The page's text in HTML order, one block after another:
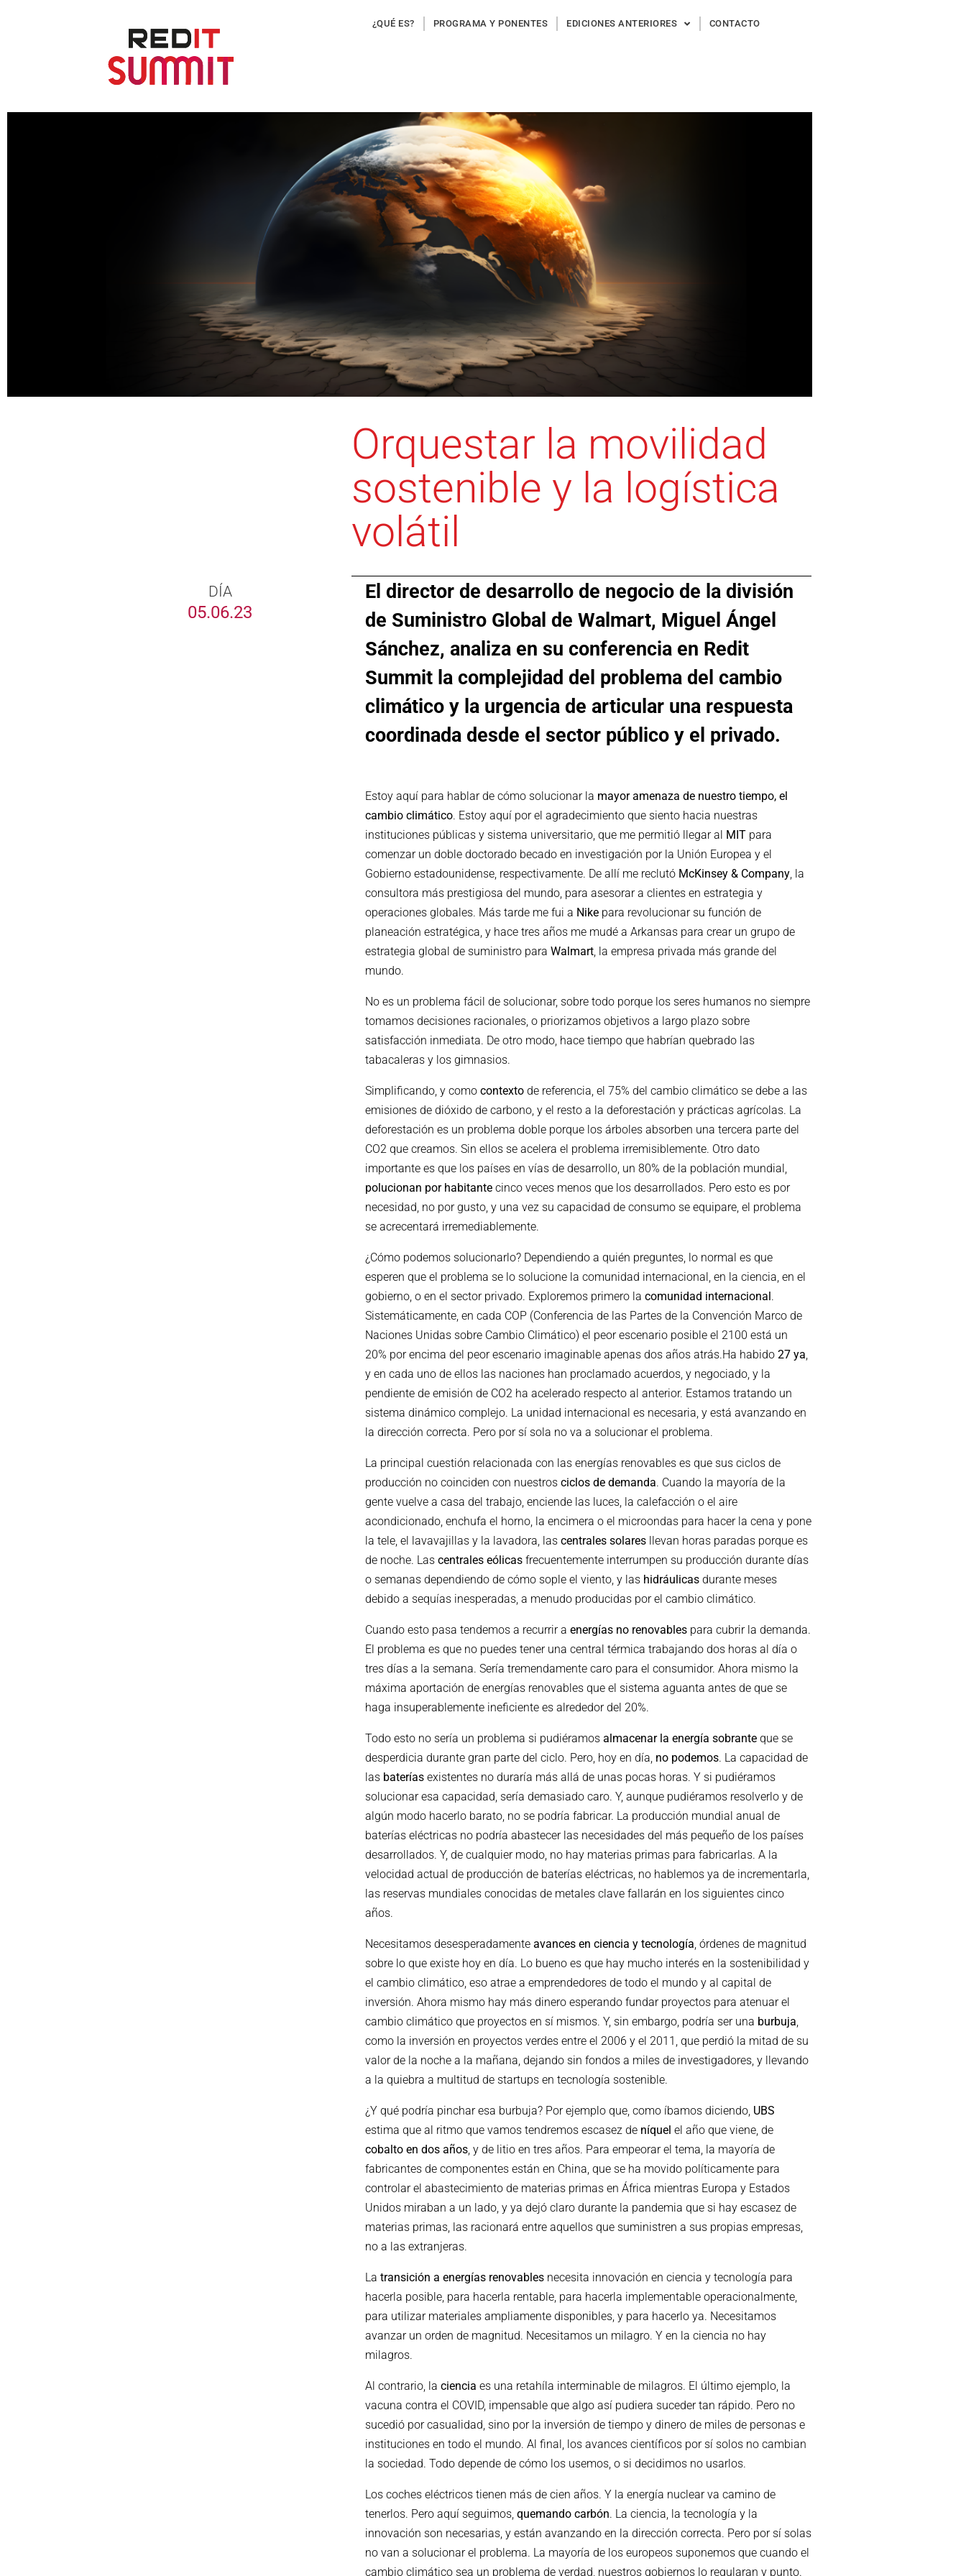
¿QUÉ ES? PROGRAMA Y PONENTES EDICIONES ANTERIORES CONTACTO
Orquestar la movilidad
sostenible y la logística
volátil
DÍA
05.06.23
El director de desarrollo de negocio de la división
de Suministro Global de Walmart, Miguel Ángel
Sánchez, analiza en su conferencia en Redit
Summit la complejidad del problema del cambio
climático y la urgencia de articular una respuesta
coordinada desde el sector público y el privado.
Estoy aquí para hablar de cómo solucionar la mayor amenaza de nuestro tiempo, el
cambio climático. Estoy aquí por el agradecimiento que siento hacia nuestras
instituciones públicas y sistema universitario, que me permitió llegar al MITpara
comenzar un doble doctorado becado en investigación por la Unión Europea y el
Gobierno estadounidense, respectivamente. De allí me reclutó McKinsey & Company, la
consultora más prestigiosa del mundo, para asesorar a clientes en estrategia y
operaciones globales. Más tarde me fui a Nikepara revolucionar su función de
planeación estratégica, y hace tres años me mudé a Arkansas para crear un grupo de
estrategia global de suministro para Walmart, la empresa privada más grande del
mundo.
No es un problema fácil de solucionar, sobre todo porque los seres humanos no siempre
tomamos decisiones racionales, o priorizamos objetivos a largo plazo sobre
satisfacción inmediata. De otro modo, hace tiempo que habrían quebrado las
tabacaleras y los gimnasios.
Simplificando, y como contextode referencia, el 75% del cambio climático se debe a las
emisiones de dióxido de carbono, y el resto a la deforestación y prácticas agrícolas. La
deforestación es un problema doble porque los árboles absorben una tercera parte del
CO2 que creamos. Sin ellos se acelera el problema irremisiblemente. Otro dato
importante es que los países en vías de desarrollo, un 80% de la población mundial,
polucionan por habitantecinco veces menos que los desarrollados. Pero esto es por
necesidad, no por gusto, y una vez su capacidad de consumo se equipare, el problema
se acrecentará irremediablemente.
¿Cómo podemos solucionarlo? Dependiendo a quién preguntes, lo normal es que
esperen que el problema se lo solucione la comunidad internacional, en la ciencia, en el
gobierno, o en el sector privado. Exploremos primero la comunidad internacional.
Sistemáticamente, en cada COP (Conferencia de las Partes de la Convención Marco de
Naciones Unidas sobre Cambio Climático) el peor escenario posible el 2100 está un
20% por encima del peor escenario imaginable apenas dos años atrás.Ha habido 27 ya,
y en cada uno de ellos las naciones han proclamado acuerdos, y negociado, y la
pendiente de emisión de CO2 ha acelerado respecto al anterior. Estamos tratando un
sistema dinámico complejo. La unidad internacional es necesaria, y está avanzando en
la dirección correcta. Pero por sí sola no va a solucionar el problema.
La principal cuestión relacionada con las energías renovables es que sus ciclos de
producción no coinciden con nuestros ciclos de demanda. Cuando la mayoría de la
gente vuelve a casa del trabajo, enciende las luces, la calefacción o el aire
acondicionado, enchufa el horno, la encimera o el microondas para hacer la cena y pone
la tele, el lavavajillas y la lavadora, las centrales solaresllevan horas paradas porque es
de noche. Las centrales eólicasfrecuentemente interrumpen su producción durante días
o semanas dependiendo de cómo sople el viento, y las hidráulicasdurante meses
debido a sequías inesperadas, a menudo producidas por el cambio climático.
Cuando esto pasa tendemos a recurrir a energías no renovablespara cubrir la demanda.
El problema es que no puedes tener una central térmica trabajando dos horas al día o
tres días a la semana. Sería tremendamente caro para el consumidor. Ahora mismo la
máxima aportación de energías renovables que el sistema aguanta antes de que se
haga insuperablemente ineficiente es alrededor del 20%.
Todo esto no sería un problema si pudiéramos almacenar la energía sobranteque se
desperdicia durante gran parte del ciclo. Pero, hoy en día, no podemos. La capacidad de
las bateríasexistentes no duraría más allá de unas pocas horas. Y si pudiéramos
solucionar esa capacidad, sería demasiado caro. Y, aunque pudiéramos resolverlo y de
algún modo hacerlo barato, no se podría fabricar. La producción mundial anual de
baterías eléctricas no podría abastecer las necesidades del más pequeño de los países
desarrollados. Y, de cualquier modo, no hay materias primas para fabricarlas. A la
velocidad actual de producción de baterías eléctricas, no hablemos ya de incrementarla,
las reservas mundiales conocidas de metales clave fallarán en los siguientes cinco
años.
Necesitamos desesperadamente avances en ciencia y tecnología, órdenes de magnitud
sobre lo que existe hoy en día. Lo bueno es que hay mucho interés en la sostenibilidad y
el cambio climático, eso atrae a emprendedores de todo el mundo y al capital de
inversión. Ahora mismo hay más dinero esperando fundar proyectos para atenuar el
cambio climático que proyectos en sí mismos. Y, sin embargo, podría ser una burbuja,
como la inversión en proyectos verdes entre el 2006 y el 2011, que perdió la mitad de su
valor de la noche a la mañana, dejando sin fondos a miles de investigadores, y llevando
a la quiebra a multitud de startups en tecnología sostenible.
¿Y qué podría pinchar esa burbuja? Por ejemplo que, como íbamos diciendo, UBS
estima que al ritmo que vamos tendremos escasez de níquel el año que viene, de
cobalto en dos años, y de litio en tres años. Para empeorar el tema, la mayoría de
fabricantes de componentes están en China, que se ha movido políticamente para
controlar el abastecimiento de materias primas en África mientras Europa y Estados
Unidos miraban a un lado, y ya dejó claro durante la pandemia que si hay escasez de
materias primas, las racionará entre aquellos que suministren a sus propias empresas,
no a las extranjeras.
La transición a energías renovablesnecesita innovación en ciencia y tecnología para
hacerla posible, para hacerla rentable, para hacerla implementable operacionalmente,
para utilizar materiales ampliamente disponibles, y para hacerlo ya. Necesitamos
avanzar un orden de magnitud. Necesitamos un milagro. Y en la ciencia no hay
milagros.
Al contrario, la ciencia es una retahíla interminable de milagros. El último ejemplo, la
vacuna contra el COVID, impensable que algo así pudiera suceder tan rápido. Pero no
sucedió por casualidad, sino por la inversión de tiempo y dinero de miles de personas e
instituciones en todo el mundo. Al final, los avances científicos por sí solos no cambian
la sociedad. Todo depende de cómo los usemos, o si decidimos no usarlos.
Los coches eléctricos tienen más de cien años. Y la energía nuclear va camino de
tenerlos. Pero aquí seguimos, quemando carbón. La ciencia, la tecnología y la
innovación son necesarias, y están avanzando en la dirección correcta. Pero por sí solas
no van a solucionar el problema. La mayoría de los europeos suponemos que cuando el
cambio climático sea un problema de verdad, nuestros gobiernos lo regularan y punto.